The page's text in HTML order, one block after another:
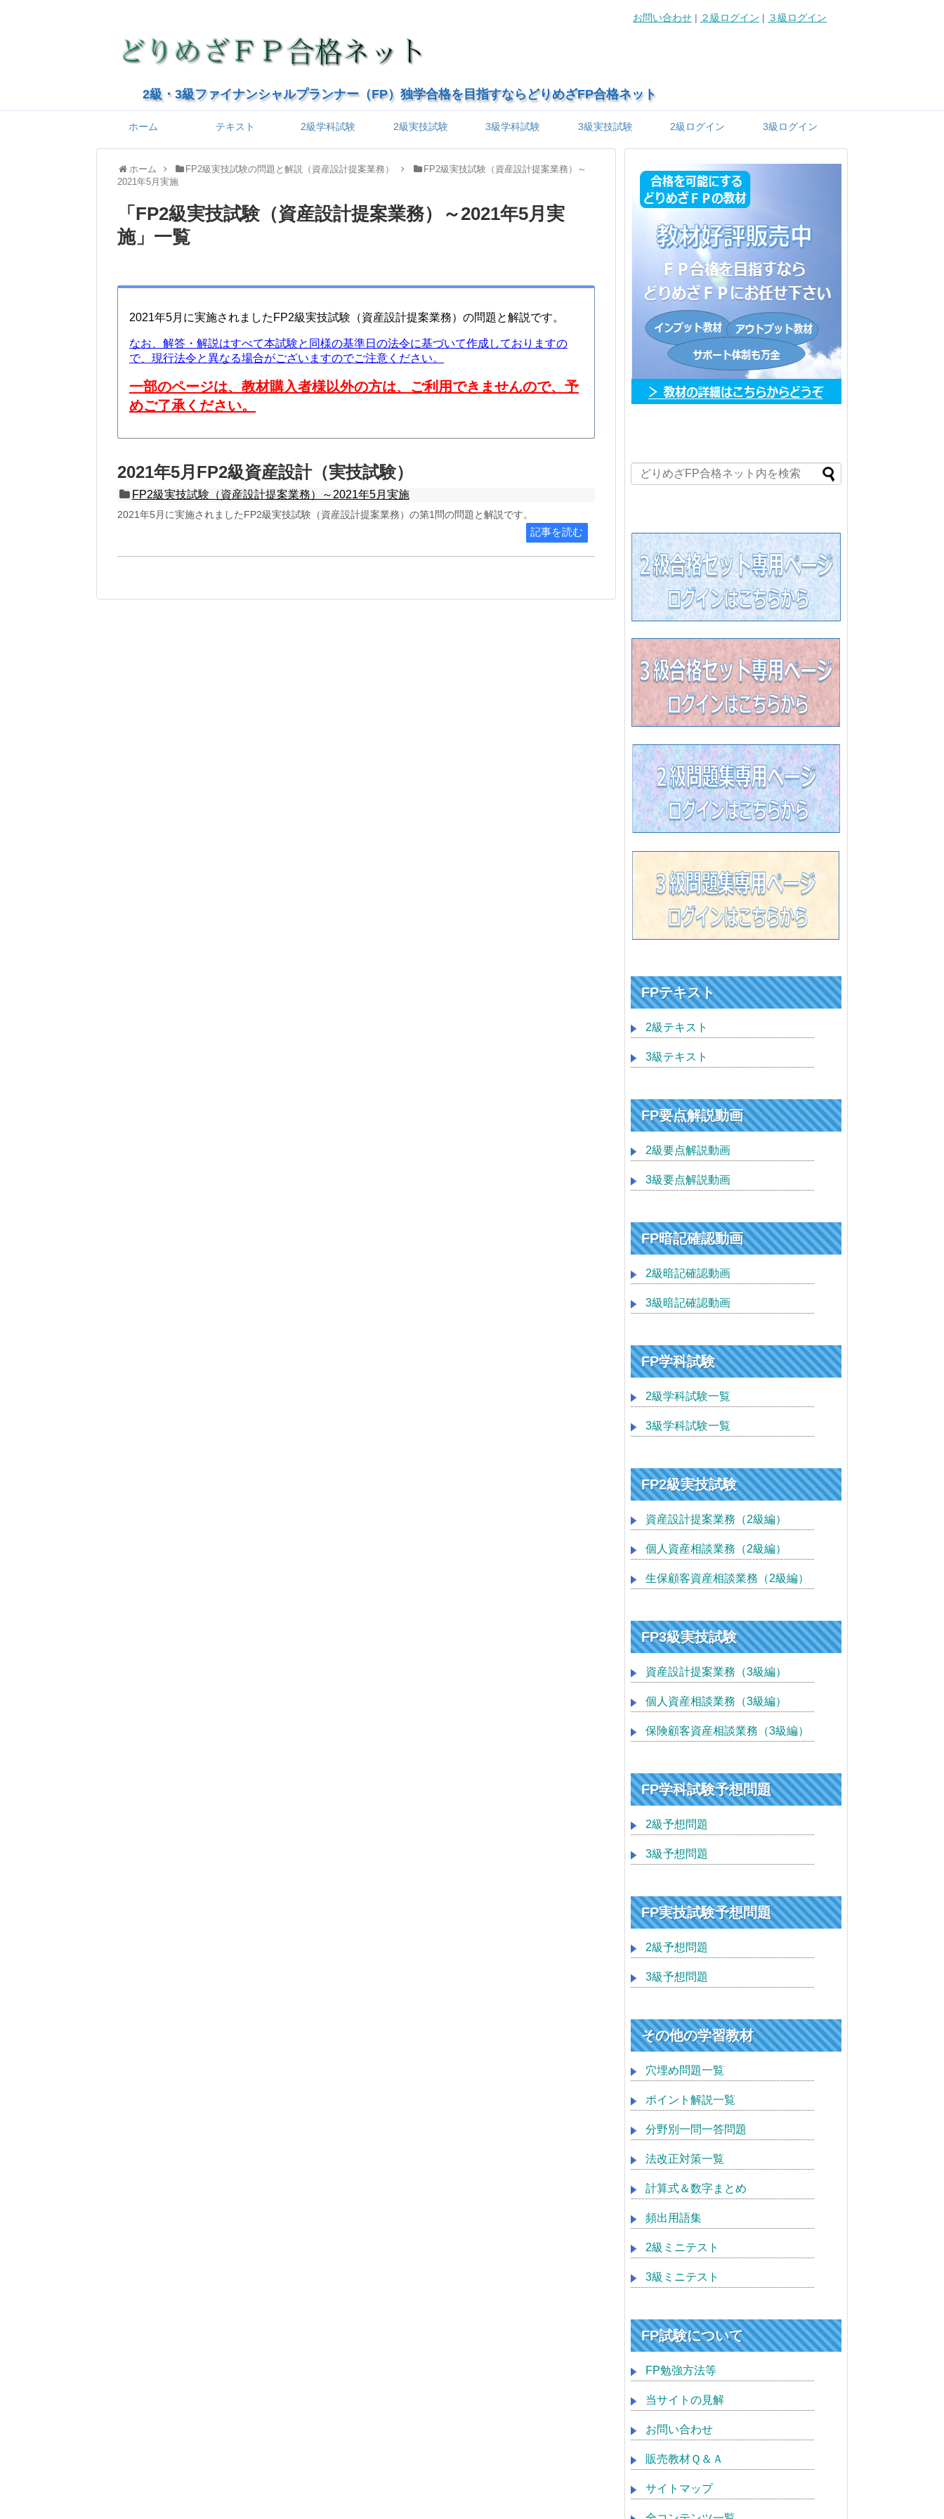
2級・3級ファイナンシャルプランナー（FP）独学合格を目指すならどりめざFP合格ネット
お問い合わせ | ２級ログイン | ３級ログイン
ホーム テキスト 2級学科試験 2級実技試験 3級学科試験 3級実技試験 2級ログイン 3級ログイン
ホーム FP2級実技試験の問題と解説（資産設計提案業務）
FP2級実技試験（資産設計提案業務）～
2021年5月実施
「 FP2級実技試験（資産設計提案業務）～2021年5月実
施」 一覧
2021年5月に実施されましたFP2級実技試験（資産設計提案業務）の問題と解説です。
なお、解答・解説はすべて本試験と同様の基準日の法令に基づいて作成しておりますの
で、現行法令と異なる場合がございますのでご注意ください。
一部のページは、教材購入者様以外の方は、ご利用できませんので、予
めご了承ください。
2021年5月FP2級資産設計（実技試験）
FP2級実技試験（資産設計提案業務）～2021年5月実施
2021年5月に実施されましたFP2級実技試験（資産設計提案業務）の第1問の問題と解説です。
記事を読む
FPテキスト
2級テキスト
3級テキスト
FP要点解説動画
2級要点解説動画
3級要点解説動画
FP暗記確認動画
2級暗記確認動画
3級暗記確認動画
FP学科試験
2級学科試験一覧
3級学科試験一覧
FP2級実技試験
資産設計提案業務（2級編）
個人資産相談業務（2級編）
生保顧客資産相談業務（2級編）
FP3級実技試験
資産設計提案業務（3級編）
個人資産相談業務（3級編）
保険顧客資産相談業務（3級編）
FP学科試験予想問題
2級予想問題
3級予想問題
FP実技試験予想問題
2級予想問題
3級予想問題
その他の学習教材
穴埋め問題一覧
ポイント解説一覧
分野別一問一答問題
法改正対策一覧
計算式＆数字まとめ
頻出用語集
2級ミニテスト
3級ミニテスト
FP試験について
FP勉強方法等
当サイトの見解
お問い合わせ
販売教材Ｑ＆Ａ
サイトマップ